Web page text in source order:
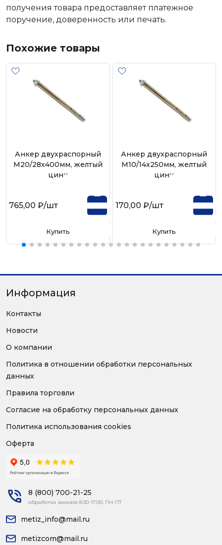
получения товара предоставляет платежное
поручение, доверенность или печать.
Похожие товары
Анкер двухраспорный
М20/28х400мм, желтый
цинк
765,00 ₽/шт
Купить
Анкер двухраспорный
М10/14х250мм, желтый
цинк
170,00 ₽/шт
Купить
Информация
Контакты
Новости
О компании
Политика в отношении обработки персональных
данных
Правила торговли
Согласие на обработку персональных данных
Политика использования cookies
Оферта
8 (800) 700-21-25
обработка заказов 8:30-17:00, ПН-ПТ
metiz_info@mail.ru
metizcom@mail.ru